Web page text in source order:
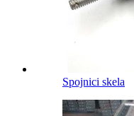
Spojnici skela